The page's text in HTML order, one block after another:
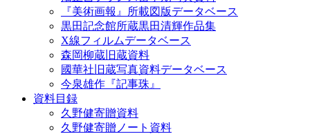
『美術画報』所載図版データベース
黒田記念館所蔵黒田清輝作品集
X線フィルムデータベース
森岡柳蔵旧蔵資料
國華社旧蔵写真資料データベース
今泉雄作『記事珠』
資料目録
久野健寄贈資料
久野健寄贈ノート資料